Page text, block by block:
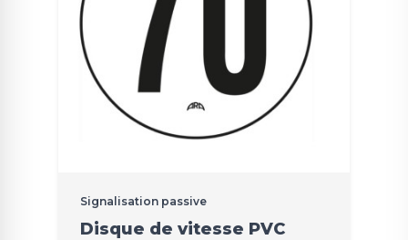
Signalisation passive
Disque de vitesse PVC